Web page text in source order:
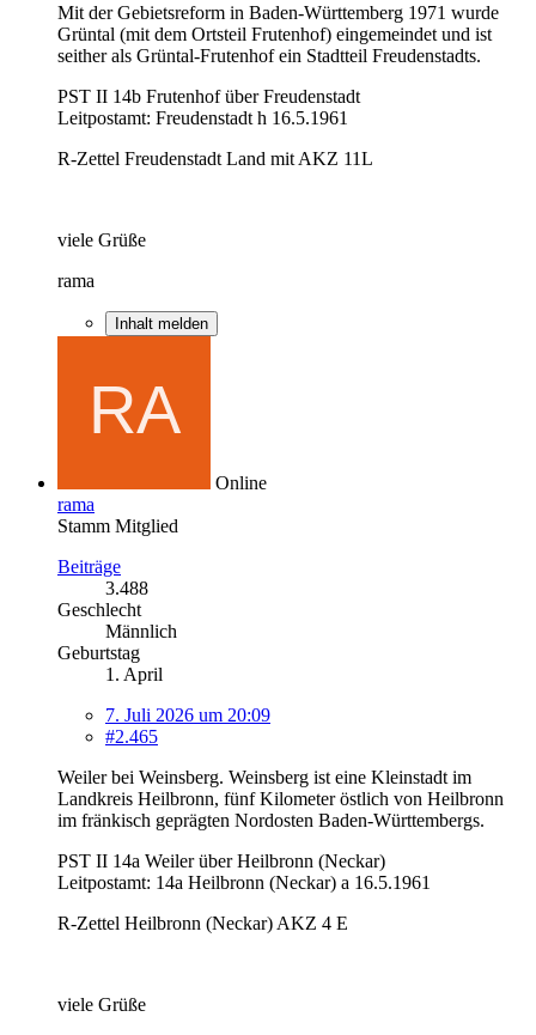
Mit der Gebietsreform in Baden-Württemberg 1971 wurde
Grüntal (mit dem Ortsteil Frutenhof) eingemeindet und ist
seither als Grüntal-Frutenhof ein Stadtteil Freudenstadts.
PST II 14b Frutenhof über Freudenstadt
Leitpostamt: Freudenstadt h 16.5.1961
R-Zettel Freudenstadt Land mit AKZ 11L
viele Grüße
rama
Inhalt melden
Online
rama
Stamm Mitglied
Beiträge
3.488
Geschlecht
Männlich
Geburtstag
1. April
7. Juli 2026 um 20:09
#2.465
Weiler bei Weinsberg. Weinsberg ist eine Kleinstadt im
Landkreis Heilbronn, fünf Kilometer östlich von Heilbronn
im fränkisch geprägten Nordosten Baden-Württembergs.
PST II 14a Weiler über Heilbronn (Neckar)
Leitpostamt: 14a Heilbronn (Neckar) a 16.5.1961
R-Zettel Heilbronn (Neckar) AKZ 4 E
viele Grüße